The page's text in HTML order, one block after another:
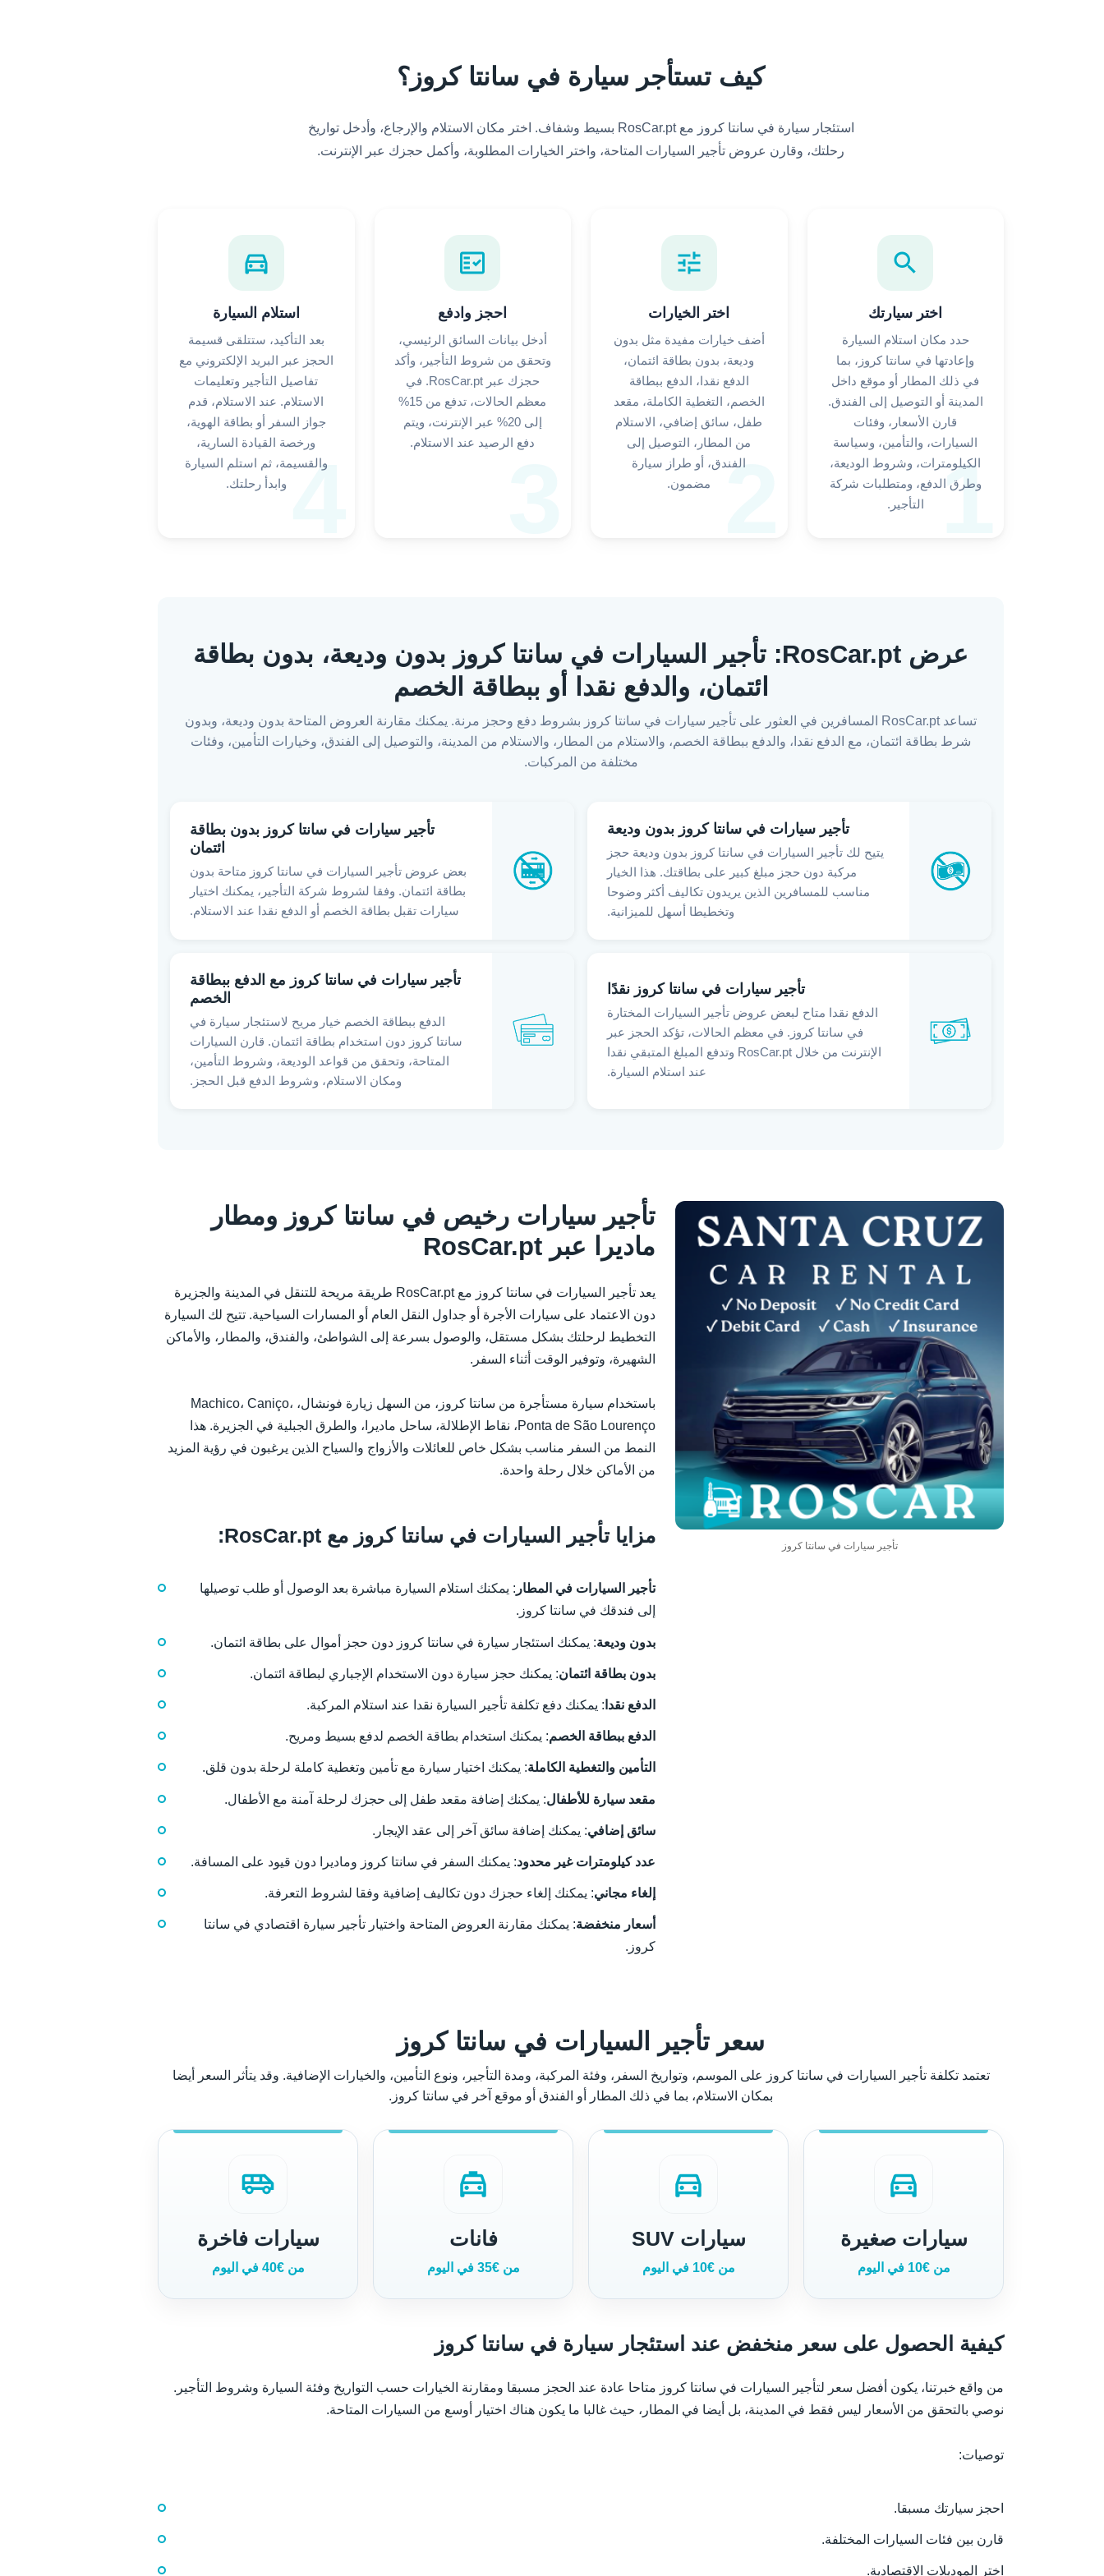
كيف تستأجر سيارة في سانتا كروز؟
استئجار سيارة في سانتا كروز مع RosCar.pt بسيط وشفاف. اختر مكان الاستلام والإرجاع، وأدخل تواريخ
رحلتك، وقارن عروض تأجير السيارات المتاحة، واختر الخيارات المطلوبة، وأكمل حجزك عبر الإنترنت.
1
search
اختر سيارتك
حدد مكان استلام السيارة
وإعادتها في سانتا كروز، بما
في ذلك المطار أو موقع داخل
المدينة أو التوصيل إلى الفندق.
قارن الأسعار، وفئات
السيارات، والتأمين، وسياسة
الكيلومترات، وشروط الوديعة،
وطرق الدفع، ومتطلبات شركة
التأجير.
2
tune
اختر الخيارات
أضف خيارات مفيدة مثل بدون
وديعة، بدون بطاقة ائتمان،
الدفع نقدا، الدفع ببطاقة
الخصم، التغطية الكاملة، مقعد
طفل، سائق إضافي، الاستلام
من المطار، التوصيل إلى
الفندق، أو طراز سيارة
مضمون.
fact_check
احجز وادفع
أدخل بيانات السائق الرئيسي،
وتحقق من شروط التأجير، وأكد
حجزك عبر RosCar.pt. في
معظم الحالات، تدفع من 15%
إلى 20% عبر الإنترنت، ويتم
دفع الرصيد عند الاستلام.
4
directions_car
استلام السيارة
بعد التأكيد، ستتلقى قسيمة
الحجز عبر البريد الإلكتروني مع
تفاصيل التأجير وتعليمات
الاستلام. عند الاستلام، قدم
جواز السفر أو بطاقة الهوية،
ورخصة القيادة السارية،
والقسيمة، ثم استلم السيارة
وابدأ رحلتك.
عرض RosCar.pt: تأجير السيارات في سانتا كروز بدون وديعة، بدون بطاقة
ائتمان، والدفع نقدا أو ببطاقة الخصم
تساعد RosCar.pt المسافرين في العثور على تأجير سيارات في سانتا كروز بشروط دفع وحجز مرنة. يمكنك مقارنة العروض المتاحة بدون وديعة، وبدون
شرط بطاقة ائتمان، مع الدفع نقدا، والدفع ببطاقة الخصم، والاستلام من المطار، والاستلام من المدينة، والتوصيل إلى الفندق، وخيارات التأمين، وفئات
مختلفة من المركبات.
تأجير سيارات في سانتا كروز بدون وديعة
يتيح لك تأجير السيارات في سانتا كروز بدون وديعة حجز
مركبة دون حجز مبلغ كبير على بطاقتك. هذا الخيار
مناسب للمسافرين الذين يريدون تكاليف أكثر وضوحا
وتخطيطا أسهل للميزانية.
تأجير سيارات في سانتا كروز بدون بطاقة
ائتمان
بعض عروض تأجير السيارات في سانتا كروز متاحة بدون
بطاقة ائتمان. وفقا لشروط شركة التأجير، يمكنك اختيار
سيارات تقبل بطاقة الخصم أو الدفع نقدا عند الاستلام.
تأجير سيارات في سانتا كروز نقدًا
الدفع نقدا متاح لبعض عروض تأجير السيارات المختارة
في سانتا كروز. في معظم الحالات، تؤكد الحجز عبر
الإنترنت من خلال RosCar.pt وتدفع المبلغ المتبقي نقدا
عند استلام السيارة.
تأجير سيارات في سانتا كروز مع الدفع ببطاقة
الخصم
الدفع ببطاقة الخصم خيار مريح لاستئجار سيارة في
سانتا كروز دون استخدام بطاقة ائتمان. قارن السيارات
المتاحة، وتحقق من قواعد الوديعة، وشروط التأمين،
ومكان الاستلام، وشروط الدفع قبل الحجز.
تأجير سيارات في سانتا كروز
تأجير سيارات رخيص في سانتا كروز ومطار
ماديرا عبر RosCar.pt
يعد تأجير السيارات في سانتا كروز مع RosCar.pt طريقة مريحة للتنقل في المدينة والجزيرة
دون الاعتماد على سيارات الأجرة أو جداول النقل العام أو المسارات السياحية. تتيح لك السيارة
التخطيط لرحلتك بشكل مستقل، والوصول بسرعة إلى الشواطئ، والفندق، والمطار، والأماكن
الشهيرة، وتوفير الوقت أثناء السفر.
باستخدام سيارة مستأجرة من سانتا كروز، من السهل زيارة فونشال، Machico، Caniço،
Ponta de São Lourenço، نقاط الإطلالة، ساحل ماديرا، والطرق الجبلية في الجزيرة. هذا
النمط من السفر مناسب بشكل خاص للعائلات والأزواج والسياح الذين يرغبون في رؤية المزيد
من الأماكن خلال رحلة واحدة.
مزايا تأجير السيارات في سانتا كروز مع RosCar.pt:
تأجير السيارات في المطار : يمكنك استلام السيارة مباشرة بعد الوصول أو طلب توصيلها
إلى فندقك في سانتا كروز.
بدون وديعة: يمكنك استئجار سيارة في سانتا كروز دون حجز أموال على بطاقة ائتمان.
بدون بطاقة ائتمان: يمكنك حجز سيارة دون الاستخدام الإجباري لبطاقة ائتمان.
الدفع نقدا : يمكنك دفع تكلفة تأجير السيارة نقدا عند استلام المركبة.
الدفع ببطاقة الخصم: يمكنك استخدام بطاقة الخصم لدفع بسيط ومريح.
التأمين والتغطية الكاملة: يمكنك اختيار سيارة مع تأمين وتغطية كاملة لرحلة بدون قلق.
مقعد سيارة للأطفال: يمكنك إضافة مقعد طفل إلى حجزك لرحلة آمنة مع الأطفال.
سائق إضافي: يمكنك إضافة سائق آخر إلى عقد الإيجار.
عدد كيلومترات غير محدود: يمكنك السفر في سانتا كروز وماديرا دون قيود على المسافة.
إلغاء مجاني: يمكنك إلغاء حجزك دون تكاليف إضافية وفقا لشروط التعرفة.
أسعار منخفضة: يمكنك مقارنة العروض المتاحة واختيار تأجير سيارة اقتصادي في سانتا
كروز.
سعر تأجير السيارات في سانتا كروز
تعتمد تكلفة تأجير السيارات في سانتا كروز على الموسم، وتواريخ السفر، وفئة المركبة، ومدة التأجير، ونوع التأمين، والخيارات الإضافية. وقد يتأثر السعر أيضا
بمكان الاستلام، بما في ذلك المطار أو الفندق أو موقع آخر في سانتا كروز.
directions_car
سيارات صغيرة
من €10 في اليوم
directions_car
سيارات SUV
من €10 في اليوم
local_taxi
فانات
من €35 في اليوم
airport_shuttle
سيارات فاخرة
من €40 في اليوم
كيفية الحصول على سعر منخفض عند استئجار سيارة في سانتا كروز
من واقع خبرتنا، يكون أفضل سعر لتأجير السيارات في سانتا كروز متاحا عادة عند الحجز مسبقا ومقارنة الخيارات حسب التواريخ وفئة السيارة وشروط التأجير.
نوصي بالتحقق من الأسعار ليس فقط في المدينة، بل أيضا في المطار، حيث غالبا ما يكون هناك اختيار أوسع من السيارات المتاحة.
توصيات:
احجز سيارتك مسبقا.
قارن بين فئات السيارات المختلفة.
اختر الموديلات الاقتصادية.